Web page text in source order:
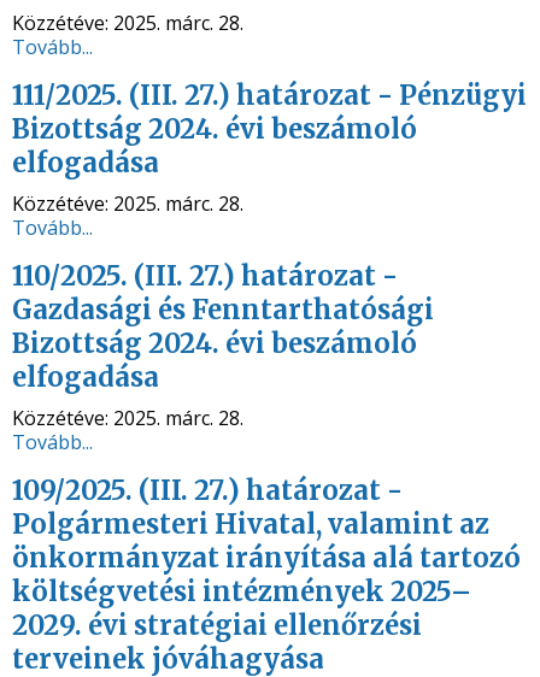
Közzétéve: 2025. márc. 28.
Tovább...
111/2025. (III. 27.) határozat - Pénzügyi
Bizottság 2024. évi beszámoló
elfogadása
Közzétéve: 2025. márc. 28.
Tovább...
110/2025. (III. 27.) határozat -
Gazdasági és Fenntarthatósági
Bizottság 2024. évi beszámoló
elfogadása
Közzétéve: 2025. márc. 28.
Tovább...
109/2025. (III. 27.) határozat -
Polgármesteri Hivatal, valamint az
önkormányzat irányítása alá tartozó
költségvetési intézmények 2025–
2029. évi stratégiai ellenőrzési
terveinek jóváhagyása